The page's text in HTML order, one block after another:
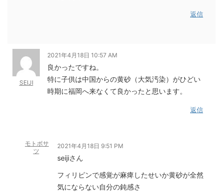
返信
SEIJI
2021年4月18日 10:57 AM
良かったですね。
特に子供は中国からの黄砂（大気汚染）がひどい
時期に福岡へ来なくて良かったと思います。
返信
モトボサ
ツ
2021年4月18日 9:51 PM
seijiさん
フィリピンで感覚が麻痺したせいか黄砂が全然
気にならない自分の鈍感さ